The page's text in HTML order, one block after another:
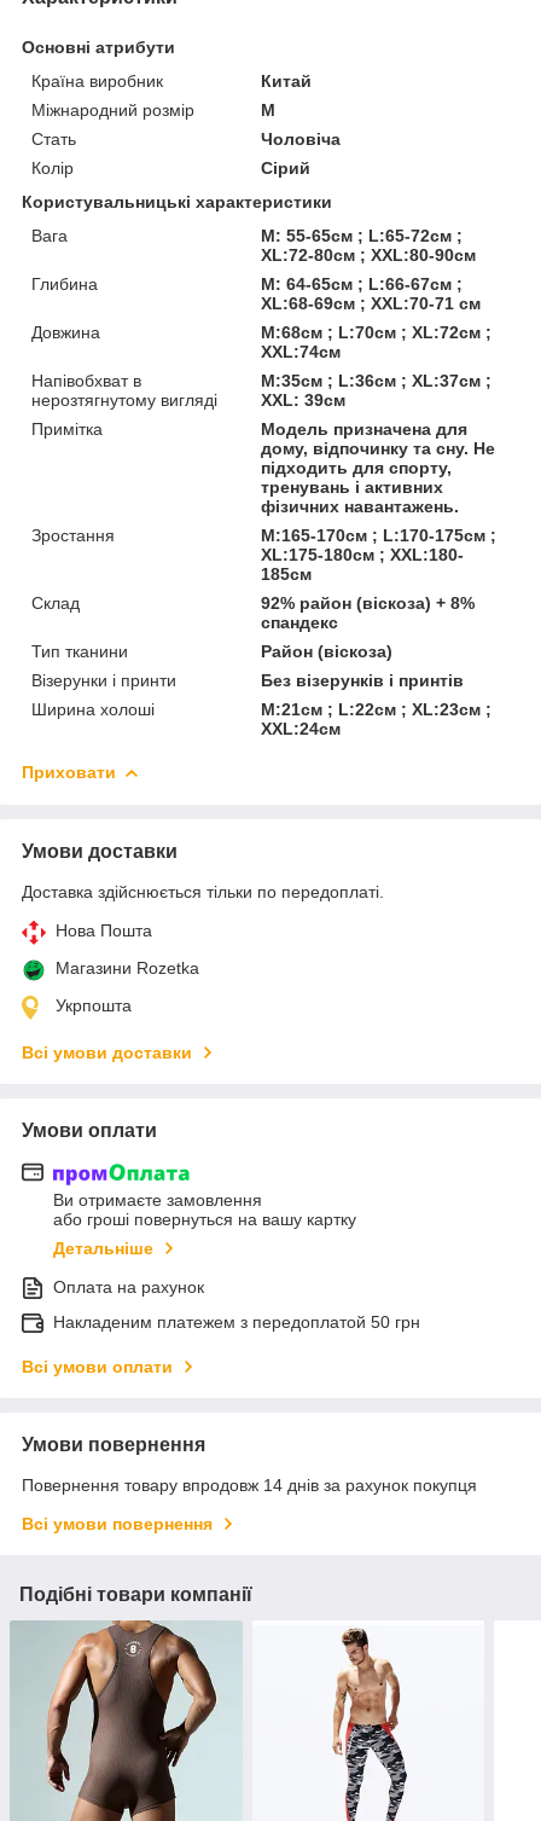
Основні атрибути
Країна виробник
Китай
Міжнародний розмір
M
Стать
Чоловіча
Колір
Сірий
Користувальницькі характеристики
Вага
M: 55-65см ; L:65-72см ;
XL:72-80см ; XXL:80-90см
Глибина
M: 64-65см ; L:66-67см ;
XL:68-69см ; XXL:70-71 см
Довжина
M:68см ; L:70см ; XL:72см ;
XXL:74см
Напівобхват в
нерозтягнутому вигляді
M:35см ; L:36см ; XL:37см ;
XXL: 39см
Примітка
Модель призначена для
дому, відпочинку та сну. Не
підходить для спорту,
тренувань і активних
фізичних навантажень.
Зростання
M:165-170см ; L:170-175см ;
XL:175-180см ; XXL:180-
185см
Склад
92% район (віскоза) + 8%
спандекс
Тип тканини
Район (віскоза)
Візерунки і принти
Без візерунків і принтів
Ширина холоші
M:21см ; L:22см ; XL:23см ;
XXL:24см
Приховати
Умови доставки
Доставка здійснюється тільки по передоплаті.
Нова Пошта
Магазини Rozetka
Укрпошта
Всі умови доставки
Умови оплати
Ви отримаєте замовлення
або гроші повернуться на вашу картку
Детальніше
Оплата на рахунок
Накладеним платежем з передоплатой 50 грн
Всі умови оплати
Умови повернення
Повернення товару впродовж 14 днів за рахунок покупця
Всі умови повернення
Подібні товари компанії